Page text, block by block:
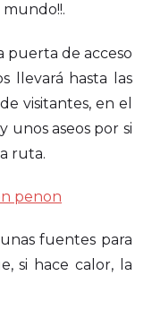
puerta de acceso
llevará hasta las
visitantes, en el
unos aseos por si
ruta.
fuentes para
si hace calor, la